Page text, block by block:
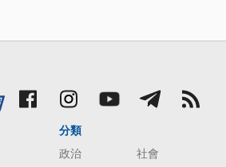
分類
政治
社會